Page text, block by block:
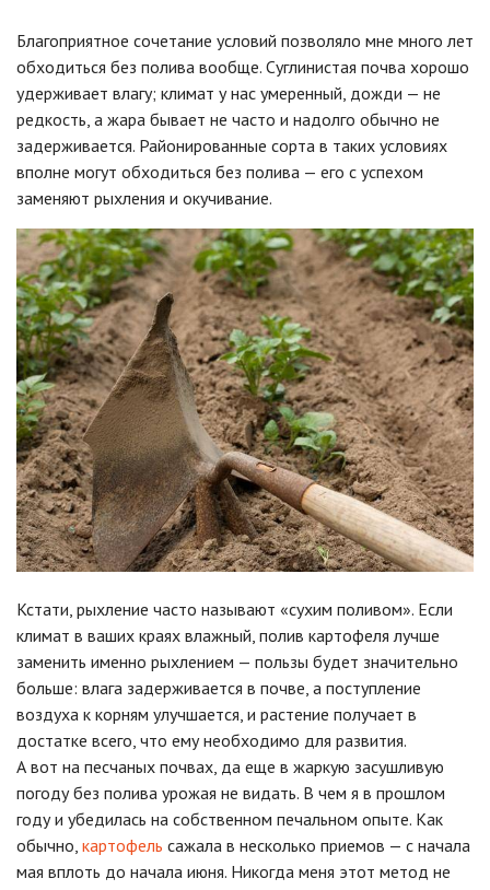
Благоприятное сочетание условий позволяло мне много лет
обходиться без полива вообще. Суглинистая почва хорошо
удерживает влагу; климат у нас умеренный, дожди — не
редкость, а жара бывает не часто и надолго обычно не
задерживается. Районированные сорта в таких условиях
вполне могут обходиться без полива — его с успехом
заменяют рыхления и окучивание.
Кстати, рыхление часто называют «сухим поливом». Если
климат в ваших краях влажный, полив картофеля лучше
заменить именно рыхлением — пользы будет значительно
больше: влага задерживается в почве, а поступление
воздуха к корням улучшается, и растение получает в
достатке всего, что ему необходимо для развития.
А вот на песчаных почвах, да еще в жаркую засушливую
погоду без полива урожая не видать. В чем я в прошлом
году и убедилась на собственном печальном опыте. Как
обычно, картофель сажала в несколько приемов — с начала
мая вплоть до начала июня. Никогда меня этот метод не